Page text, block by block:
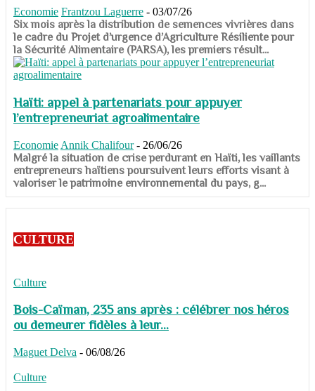
Economie Frantzou Laguerre - 03/07/26
​​​​​​​Six mois après la distribution de semences vivrières dans
le cadre du Projet d’urgence d’Agriculture Résiliente pour
la Sécurité Alimentaire (PARSA), les premiers résult...
Haïti: appel à partenariats pour appuyer
l’entrepreneuriat agroalimentaire
Economie Annik Chalifour - 26/06/26
​​​​​​​Malgré la situation de crise perdurant en Haïti, les vaillants
entrepreneurs haïtiens poursuivent leurs efforts visant à
valoriser le patrimoine environnemental du pays, g...
CULTURE
Culture
Bois-Caïman, 235 ans après : célébrer nos héros
ou demeurer fidèles à leur...
Maguet Delva - 06/08/26
Culture